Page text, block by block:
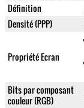
Définition
Densité (PPP)
Propriété Ecran
Bits par composant
couleur (RGB)